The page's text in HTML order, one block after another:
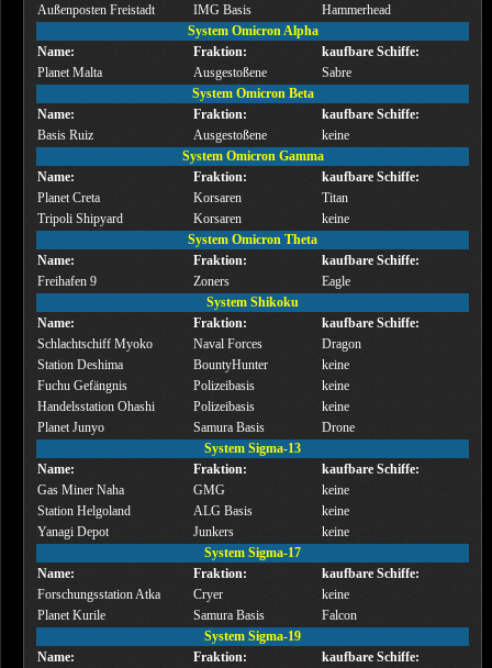
Außenposten Freistadt
IMG Basis
Hammerhead
System Omicron Alpha
Name:
Fraktion:
kaufbare Schiffe:
Planet Malta
Ausgestoßene
Sabre
System Omicron Beta
Name:
Fraktion:
kaufbare Schiffe:
Basis Ruiz
Ausgestoßene
keine
System Omicron Gamma
Name:
Fraktion:
kaufbare Schiffe:
Planet Creta
Korsaren
Titan
Tripoli Shipyard
Korsaren
keine
System Omicron Theta
Name:
Fraktion:
kaufbare Schiffe:
Freihafen 9
Zoners
Eagle
System Shikoku
Name:
Fraktion:
kaufbare Schiffe:
Schlachtschiff Myoko
Naval Forces
Dragon
Station Deshima
BountyHunter
keine
Fuchu Gefängnis
Polizeibasis
keine
Handelsstation Ohashi
Polizeibasis
keine
Planet Junyo
Samura Basis
Drone
System Sigma-13
Name:
Fraktion:
kaufbare Schiffe:
Gas Miner Naha
GMG
keine
Station Helgoland
ALG Basis
keine
Yanagi Depot
Junkers
keine
System Sigma-17
Name:
Fraktion:
kaufbare Schiffe:
Forschungsstation Atka
Cryer
keine
Planet Kurile
Samura Basis
Falcon
System Sigma-19
Name:
Fraktion:
kaufbare Schiffe: